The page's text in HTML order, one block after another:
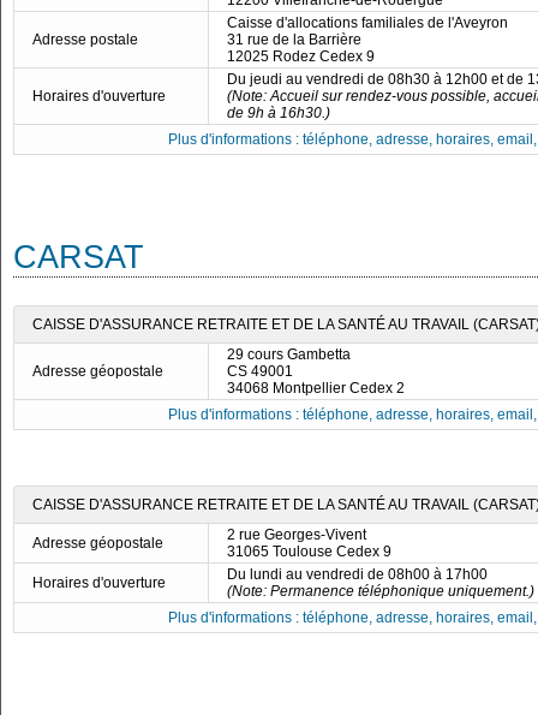
Adresse postale
Caisse d'allocations familiales de l'Aveyron
31 rue de la Barrière
12025 Rodez Cedex 9
Horaires d'ouverture
Du jeudi au vendredi de 08h30 à 12h00 et de
(Note: Accueil sur rendez-vous possible,
de 9h à 16h30.)
Plus d'informations : téléphone, adresse, horaires,
CARSAT
CAISSE D'ASSURANCE RETRAITE ET DE LA SANTÉ AU TRAVAIL
Adresse géopostale
29 cours Gambetta
CS 49001
34068 Montpellier Cedex 2
Plus d'informations : téléphone, adresse, horaires,
CAISSE D'ASSURANCE RETRAITE ET DE LA SANTÉ AU TRAVAIL
Adresse géopostale
2 rue Georges-Vivent
31065 Toulouse Cedex 9
Horaires d'ouverture
Du lundi au vendredi de 08h00 à 17h00
(Note: Permanence téléphonique uniquement.)
Plus d'informations : téléphone, adresse, horaires,